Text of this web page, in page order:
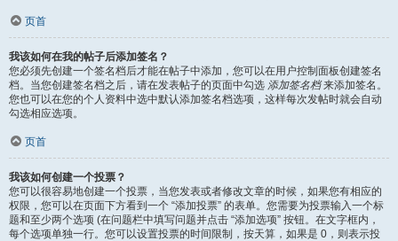
页首
我该如何在我的帖子后添加签名？
您必须先创建一个签名档后才能在帖子中添加，您可以在用户控制面板创建签名
档。当您创建签名档之后，请在发表帖子的页面中勾选 添加签名档来添加签名。
您也可以在您的个人资料中选中默认添加签名档选项，这样每次发帖时就会自动
勾选相应选项。
页首
我该如何创建一个投票？
您可以很容易地创建一个投票，当您发表或者修改文章的时候，如果您有相应的
权限，您可以在页面下方看到一个 “添加投票” 的表单。您需要为投票输入一个标
题和至少两个选项 (在问题栏中填写问题并点击 “添加选项” 按钮。在文字框内，
每个选项单独一行。您可以设置投票的时间限制，按天算，如果是 0，则表示投